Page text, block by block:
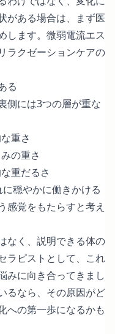
がある場合は、まず医
します。微弱電流エス
ラクゼーションケアの
る
側には3つの層が重な
重さ
の重さ
重だるさ
穏やかに働きかける
感覚をもたらすと考え
なく、説明できる体の
ラピストとして、これ
みに向き合ってきまし
るなら、その原因がど
への第一歩になるかも